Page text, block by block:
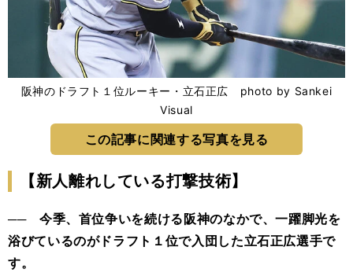
阪神のドラフト１位ルーキー・立石正広 photo by Sankei
Visual
この記事に関連する写真を見る
【新人離れしている打撃技術】
── 今季、首位争いを続ける阪神のなかで、一躍脚光を
浴びているのがドラフト１位で入団した立石正広選手で
す。